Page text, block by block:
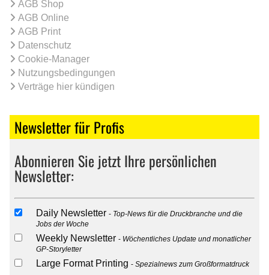
AGB Shop
AGB Online
AGB Print
Datenschutz
Cookie-Manager
Nutzungsbedingungen
Verträge hier kündigen
Newsletter für Profis
Abonnieren Sie jetzt Ihre persönlichen
Newsletter:
Daily Newsletter
Top-News für die Druckbranche und die
Jobs der Woche
Weekly Newsletter
Wöchentliches Update und monatlicher
GP-Storyletter
Large Format Printing Spezialnews zum Großformatdruck